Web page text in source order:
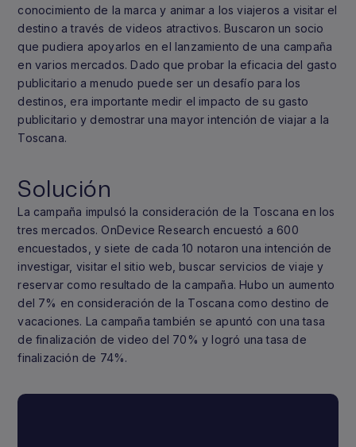
conocimiento de la marca y animar a los viajeros a visitar el
destino a través de videos atractivos. Buscaron un socio
que pudiera apoyarlos en el lanzamiento de una campaña
en varios mercados. Dado que probar la eficacia del gasto
publicitario a menudo puede ser un desafío para los
destinos, era importante medir el impacto de su gasto
publicitario y demostrar una mayor intención de viajar a la
Toscana.
Solución
La campaña impulsó la consideración de la Toscana en los
tres mercados. OnDevice Research encuestó a 600
encuestados, y siete de cada 10 notaron una intención de
investigar, visitar el sitio web, buscar servicios de viaje y
reservar como resultado de la campaña. Hubo un aumento
del 7% en consideración de la Toscana como destino de
vacaciones. La campaña también se apuntó con una tasa
de finalización de video del 70% y logró una tasa de
finalización de 74%.